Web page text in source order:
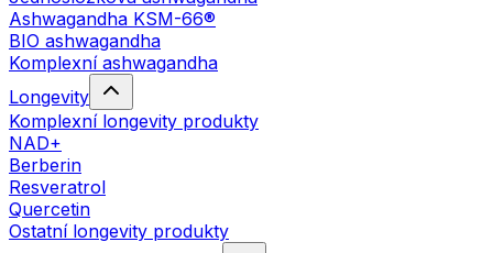
Ashwagandha KSM-66®
BIO ashwagandha
Komplexní ashwagandha
Longevity
Komplexní longevity produkty
NAD+
Berberin
Resveratrol
Quercetin
Ostatní longevity produkty